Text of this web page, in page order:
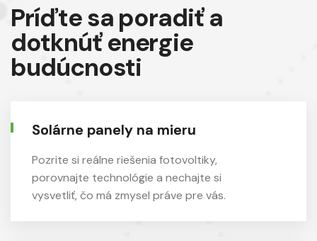
Príďte sa poradiť a
dotknúťenergie
budúcnosti
Solárne panely na mieru
Pozrite si reálne riešenia fotovoltiky,
porovnajte technológie a nechajte si
vysvetliť, čo má zmysel práve pre vás.